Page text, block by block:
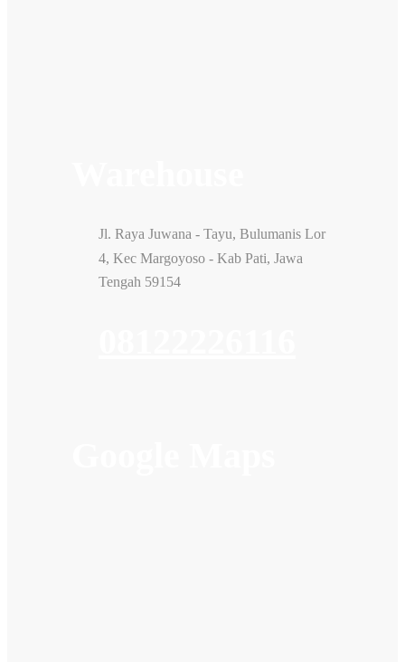
Jl. Raya Juwana - Tayu, Bulumanis Lor
4, Kec Margoyoso - Kab Pati, Jawa
Tengah 59154